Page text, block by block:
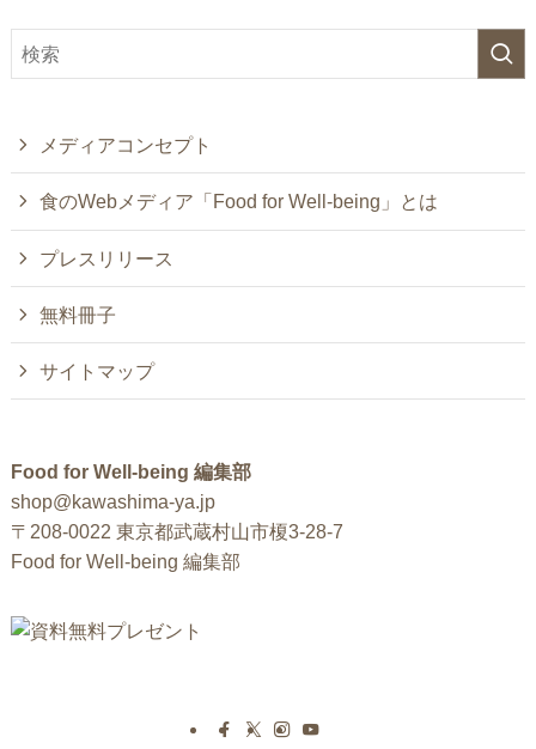
メディアコンセプト
食のWebメディア「Food for Well-being」とは
プレスリリース
無料冊子
サイトマップ
Food for Well-being 編集部
shop@kawashima-ya.jp
〒208-0022 東京都武蔵村山市榎3-28-7
Food for Well-being 編集部